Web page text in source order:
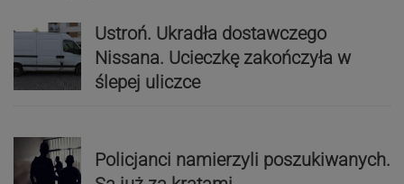
Ustroń. Ukradła dostawczego
Nissana. Ucieczkę zakończyła w
ślepej uliczce
Policjanci namierzyli poszukiwanych.